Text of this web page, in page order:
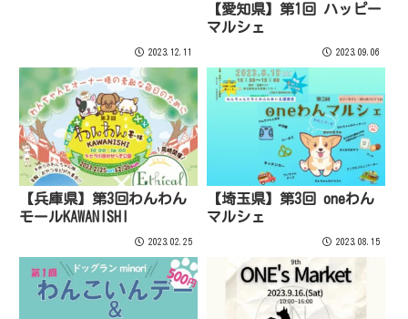
2023.12.11
【愛知県】第1回 ハッピー
マルシェ
2023.09.06
【兵庫県】第3回わんわん
モールKAWANISHI
2023.02.25
【埼玉県】第3回 oneわん
マルシェ
2023.08.15